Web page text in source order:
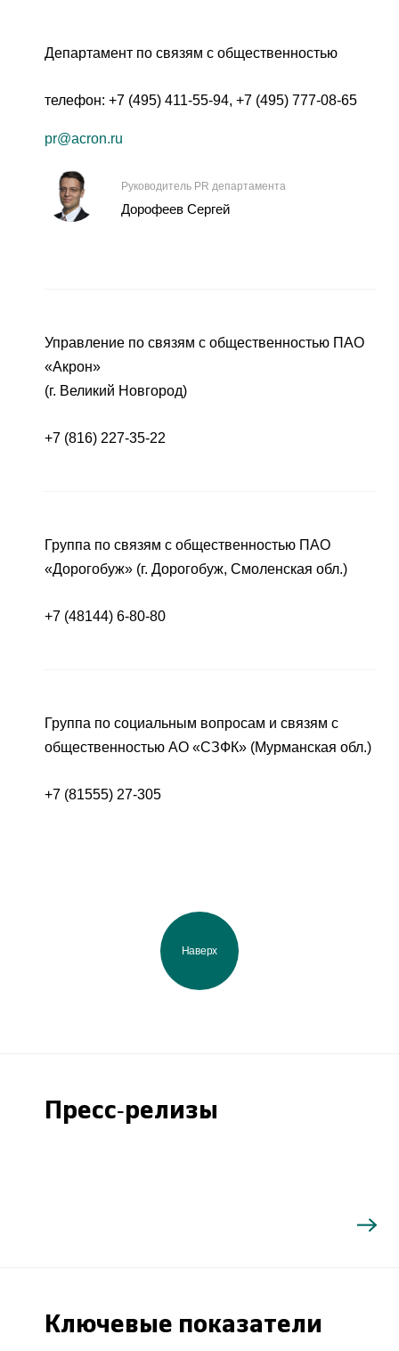
Департамент по связям с общественностью
телефон: +7 (495) 411-55-94, +7 (495) 777-08-65
pr@acron.ru
Руководитель PR департамента
Дорофеев Сергей
Управление по связям с общественностью ПАО
«Акрон»
(г. Великий Новгород)
+7 (816) 227-35-22
Группа по связям с общественностью ПАО
«Дорогобуж» (г. Дорогобуж, Смоленская обл.)
+7 (48144) 6-80-80
Группа по социальным вопросам и связям с
общественностью АО «СЗФК» (Мурманская обл.)
+7 (81555) 27-305
Наверх
Пресс-релизы
Ключевые показатели